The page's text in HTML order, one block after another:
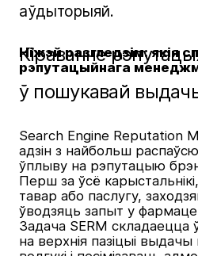
аўдыторыяй.
Ніжэй разгледзім: якія
рэпутацыйнага
Кіраванне
ў пошукавай
Search Engine Reputation
адзін з найбольш
ўплыву на рэпутацыю
Перш за ўсё
тавар або паслугу,
ўводзяць запыт у
Задача SERM
на верхнія пазіцыі